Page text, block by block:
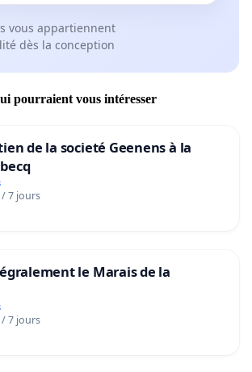
vous appartiennent
dès la conception
pourraient vous intéresser
de la societé Geenens à la
7 jours
le Marais de la
7 jours